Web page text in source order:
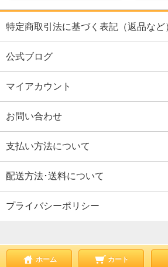
特定商取引法に基づく表記（返品など
公式ブログ
マイアカウント
お問い合わせ
支払い方法について
配送方法･送料について
プライバシーポリシー
ホーム カート